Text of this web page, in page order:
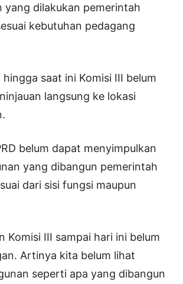
yang dilakukan pemerintah
kebutuhan pedagang
saat ini Komisi III belum
langsung ke lokasi
belum dapat menyimpulkan
yang dibangun pemerintah
dari sisi fungsi maupun
Komisi III sampai hari ini belum
Artinya kita belum lihat
seperti apa yang dibangun